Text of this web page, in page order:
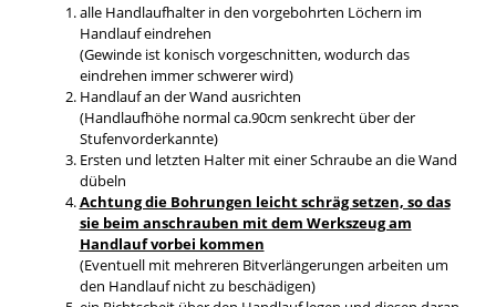
alle Handlaufhalter in den vorgebohrten Löchern im
Handlauf eindrehen
(Gewinde ist konisch vorgeschnitten, wodurch das
eindrehen immer schwerer wird)
Handlauf an der Wand ausrichten
(Handlaufhöhe normal ca.90cm senkrecht über der
Stufenvorderkannte)
Ersten und letzten Halter mit einer Schraube an die Wand
dübeln
Achtung die Bohrungen leicht schräg setzen, so das
sie beim anschrauben mit dem Werkszeug am
Handlauf vorbei kommen
(Eventuell mit mehreren Bitverlängerungen arbeiten um
den Handlauf nicht zu beschädigen)